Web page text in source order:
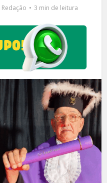
Redação 3 min de leitura